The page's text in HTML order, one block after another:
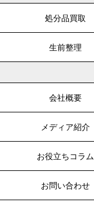
処分品買取
生前整理
会社概要
メディア紹介
お役立ちコラム
お問い合わせ